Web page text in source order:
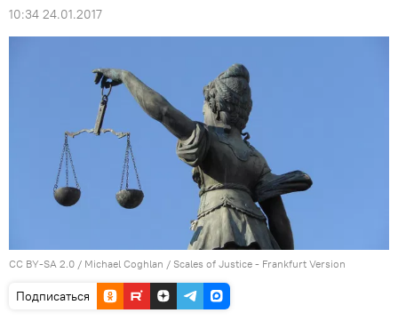
10:34 24.01.2017
CC BY-SA 2.0 / Michael Coghlan / Scales of Justice - Frankfurt Version
Подписаться